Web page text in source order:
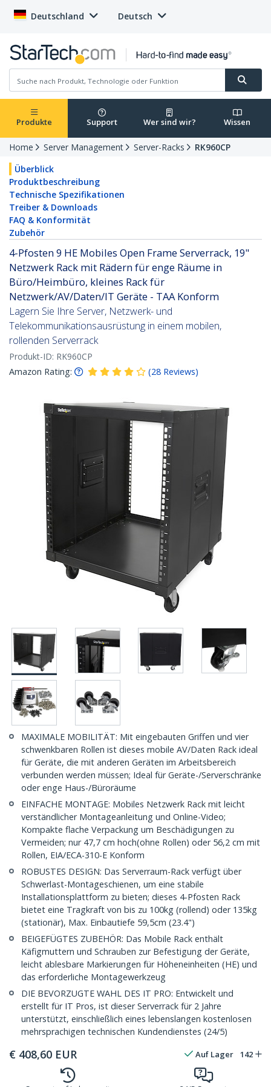
Deutschland Deutsch
Produkte Support Wer sind wir? Wissen
Home Server Management Server-Racks
RK960CP
Überblick
Produktbeschreibung
Technische Spezifikationen
Treiber & Downloads
FAQ & Konformität
Zubehör
4-Pfosten 9 HE Mobiles Open Frame Serverrack, 19"
Netzwerk Rack mit Rädern für enge Räume in
Büro/Heimbüro, kleines Rack für
Netzwerk/AV/Daten/IT Geräte - TAA Konform
Lagern Sie Ihre Server, Netzwerk- und
Telekommunikationsausrüstung in einem mobilen,
rollenden Serverrack
Produkt-ID: RK960CP
Amazon Rating:
(28 Reviews)
MAXIMALE MOBILITÄT: Mit eingebauten Griffen und vier
schwenkbaren Rollen ist dieses mobile AV/Daten Rack ideal
für Geräte, die mit anderen Geräten im Arbeitsbereich
verbunden werden müssen; Ideal für Geräte-/Serverschränke
oder enge Haus-/Büroräume
EINFACHE MONTAGE: Mobiles Netzwerk Rack mit leicht
verständlicher Montageanleitung und Online-Video;
Kompakte flache Verpackung um Beschädigungen zu
Vermeiden; nur 47,7 cm hoch(ohne Rollen) oder 56,2 cm mit
Rollen, EIA/ECA-310-E Konform
ROBUSTES DESIGN: Das Serverraum-Rack verfügt über
Schwerlast-Montageschienen, um eine stabile
Installationsplattform zu bieten; dieses 4-Pfosten Rack
bietet eine Tragkraft von bis zu 100kg (rollend) oder 135kg
(stationär), Max. Einbautiefe 59,5cm (23.4")
BEIGEFÜGTES ZUBEHÖR: Das Mobile Rack enthält
Käfigmuttern und Schrauben zur Befestigung der Geräte,
leicht ablesbare Markierungen für Höheneinheiten (HE) und
das erforderliche Montagewerkzeug
DIE BEVORZUGTE WAHL DES IT PRO: Entwickelt und
erstellt für IT Pros, ist dieser Serverrack für 2 Jahre
unterstützt, einschließlich eines lebenslangen kostenlosen
mehrsprachigen technischen Kundendienstes (24/5)
€ 408,60 EUR Auf Lager 142